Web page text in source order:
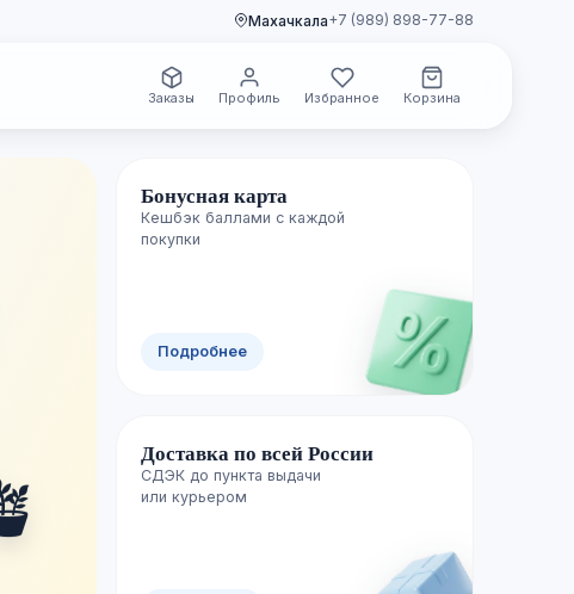
Махачкала+7 (989) 898-77-88
Заказы Профиль Избранное Корзина
🌿 Свежие поступления
Новинки уже
полках
Каждую неделю пополняем каталог
изданиями — успейте первыми.
Хиты продаж
Бонусная карта
Кешбэк баллами с каждой
покупки
Подробнее
Доставка по всей России
СДЭК до пункта выдачи
или курьером